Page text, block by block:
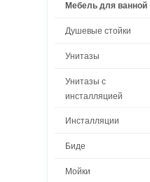
Мебель для ванной
Душевые стойки
Унитазы
Унитазы с
инсталляцией
Инсталляции
Биде
Мойки